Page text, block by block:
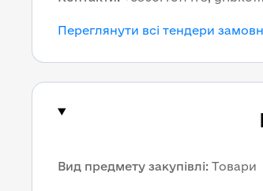
Переглянути всі тендери
Вид предмету закупівлі: Товари